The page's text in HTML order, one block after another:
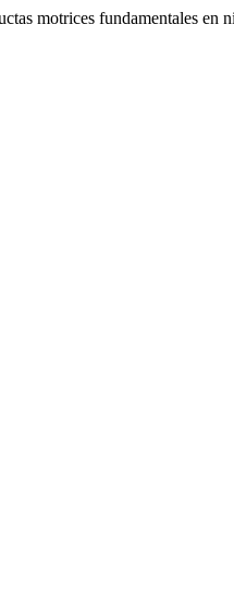
motrices fundamentales en